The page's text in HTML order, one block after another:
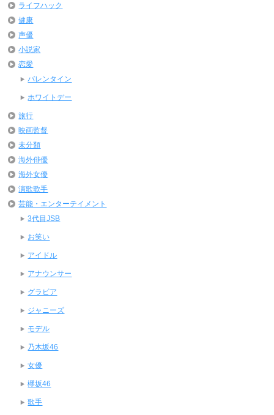
ライフハック
健康
声優
小説家
恋愛
バレンタイン
ホワイトデー
旅行
映画監督
未分類
海外俳優
海外女優
演歌歌手
芸能・エンターテイメント
3代目JSB
お笑い
アイドル
アナウンサー
グラビア
ジャニーズ
モデル
乃木坂46
女優
欅坂46
歌手